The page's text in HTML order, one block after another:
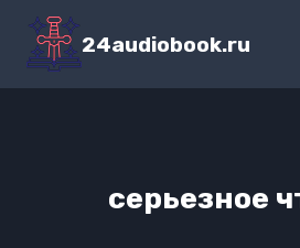
Перейти
содержимому
24audiobook.ru
серьезное